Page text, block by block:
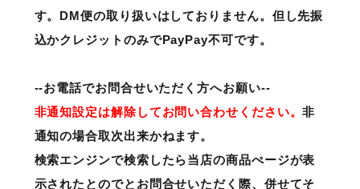
す。DM便の取り扱いはしておりません。但し先振
込かクレジットのみでPayPay不可です。
--お電話でお問合せいただく方へお願い--
非通知設定は解除してお問い合わせください。非
通知の場合取次出来かねます。
検索エンジンで検索したら当店の商品ぺージが表
示されたとのでとお問合せいただく際、併せてそ